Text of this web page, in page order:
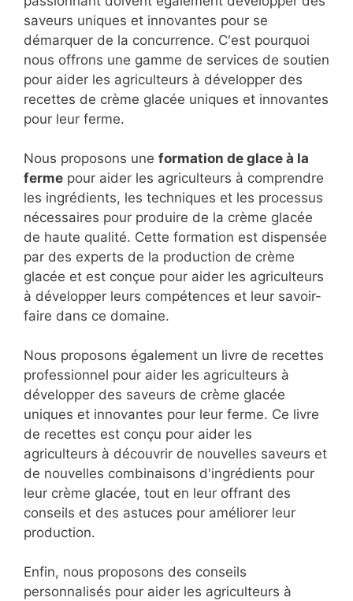
saveurs uniques et innovantes pour se
démarquer de la concurrence. C'est pourquoi
nous offrons une gamme de services de soutien
pour aider les agriculteurs à développer des
recettes de crème glacée uniques et innovantes
pour leur ferme.
Nous proposons une formation de glace à la
ferme pour aider les agriculteurs à comprendre
les ingrédients, les techniques et les processus
nécessaires pour produire de la crème glacée
de haute qualité. Cette formation est dispensée
par des experts de la production de crème
glacée et est conçue pour aider les agriculteurs
à développer leurs compétences et leur savoir-
faire dans ce domaine.
Nous proposons également un livre de recettes
professionnel pour aider les agriculteurs à
développer des saveurs de crème glacée
uniques et innovantes pour leur ferme. Ce livre
de recettes est conçu pour aider les
agriculteurs à découvrir de nouvelles saveurs et
de nouvelles combinaisons d'ingrédients pour
leur crème glacée, tout en leur offrant des
conseils et des astuces pour améliorer leur
production.
Enfin, nous proposons des conseils
personnalisés pour aider les agriculteurs à